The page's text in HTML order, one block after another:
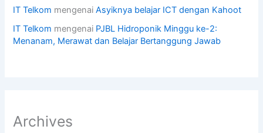
IT Telkom mengenaiAsyiknya belajar ICT dengan Kahoot
IT Telkom mengenai PJBL Hidroponik Minggu ke-2:
Menanam, Merawat dan Belajar Bertanggung Jawab
Archives